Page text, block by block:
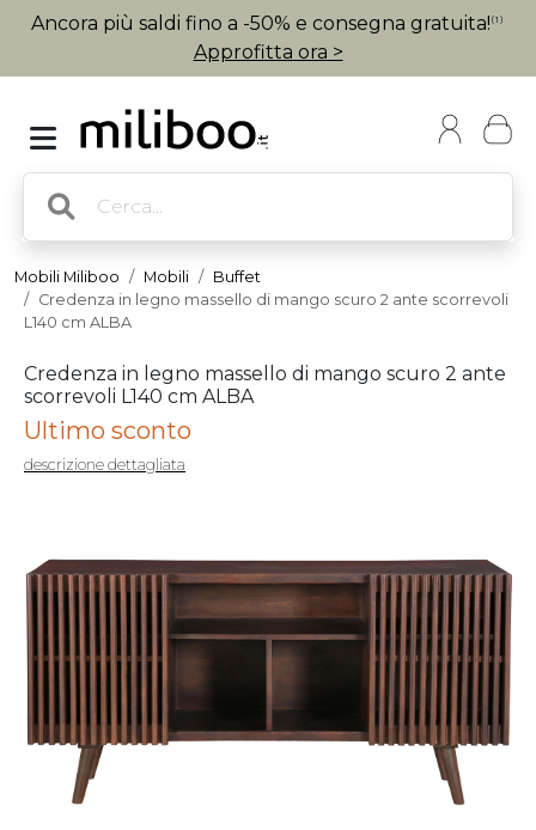
Ancora più saldi fino a -50% e consegna gratuita! (1)
Approfitta ora >
Mobili Miliboo Mobili
Buffet
Credenza in legno massello di mango scuro 2 ante scorrevoli
L140 cm ALBA
Credenza in legno massello di mango scuro 2 ante
scorrevoli L140 cm ALBA
Ultimo sconto
descrizione dettagliata